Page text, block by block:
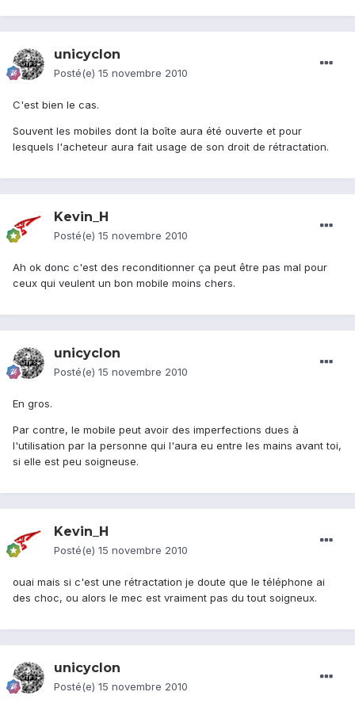
unicyclon
Posté(e) 15 novembre 2010
C'est bien le cas.
Souvent les mobiles dont la boîte aura été ouverte et pour
lesquels l'acheteur aura fait usage de son droit de rétractation.
Kevin_H
Posté(e) 15 novembre 2010
Ah ok donc c'est des reconditionner ça peut être pas mal pour
ceux qui veulent un bon mobile moins chers.
unicyclon
Posté(e) 15 novembre 2010
En gros.
Par contre, le mobile peut avoir des imperfections dues à
l'utilisation par la personne qui l'aura eu entre les mains avant toi,
si elle est peu soigneuse.
Kevin_H
Posté(e) 15 novembre 2010
ouai mais si c'est une rétractation je doute que le téléphone ai
des choc, ou alors le mec est vraiment pas du tout soigneux.
unicyclon
Posté(e) 15 novembre 2010